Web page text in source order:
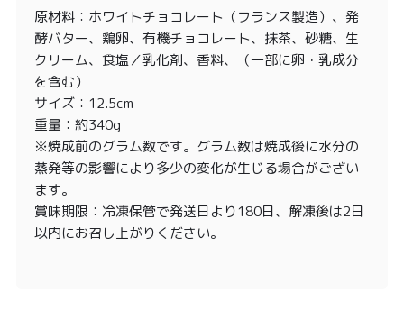
原材料：ホワイトチョコレート（フランス製造）、発
酵バター、鶏卵、有機チョコレート、抹茶、砂糖、生
クリーム、食塩／乳化剤、香料、（一部に卵・乳成分
を含む）
サイズ：12.5cm
重量：約340g
※焼成前のグラム数です。グラム数は焼成後に水分の
蒸発等の影響により多少の変化が生じる場合がござい
ます。
賞味期限：冷凍保管で発送日より180日、解凍後は2日
以内にお召し上がりください。